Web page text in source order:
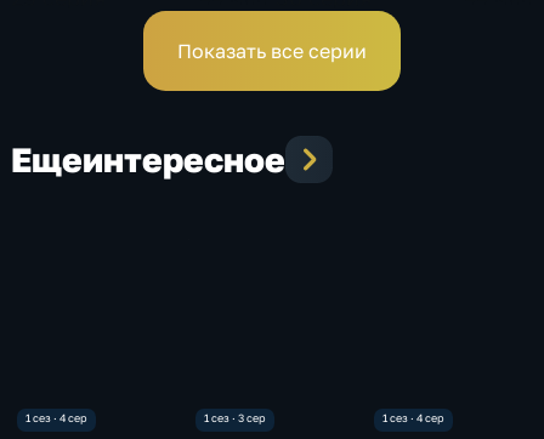
Показать все серии
Ещеинтересное